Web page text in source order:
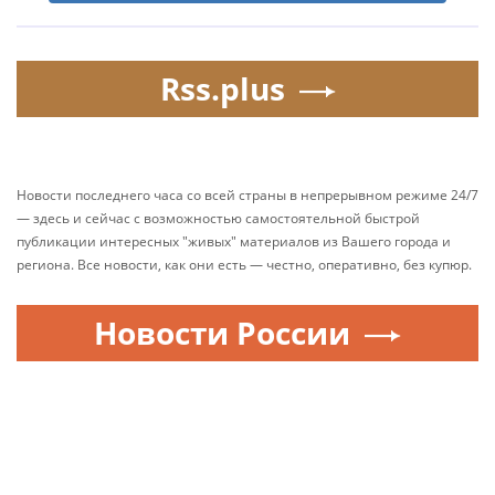
Rss.plus
Новости последнего часа со всей страны в непрерывном режиме 24/7
— здесь и сейчас с возможностью самостоятельной быстрой
публикации интересных "живых" материалов из Вашего города и
региона. Все новости, как они есть — честно, оперативно, без купюр.
Новости России